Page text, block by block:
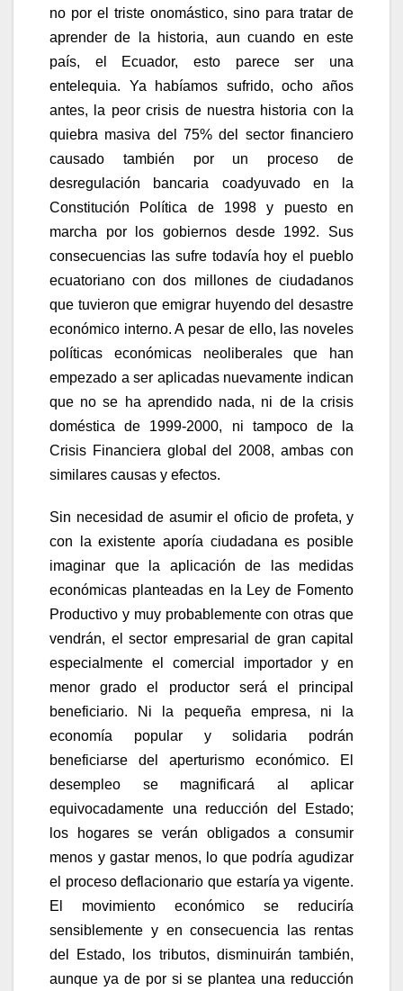
no por el triste onomástico, sino para tratar de
aprender de la historia, aun cuando en este
país, el Ecuador, esto parece ser una
entelequia. Ya habíamos sufrido, ocho años
antes, la peor crisis de nuestra historia con la
quiebra masiva del 75% del sector financiero
causado también por un proceso de
desregulación bancaria coadyuvado en la
Constitución Política de 1998 y puesto en
marcha por los gobiernos desde 1992. Sus
consecuencias las sufre todavía hoy el pueblo
ecuatoriano con dos millones de ciudadanos
que tuvieron que emigrar huyendo del desastre
económico interno. A pesar de ello, las noveles
políticas económicas neoliberales que han
empezado a ser aplicadas nuevamente indican
que no se ha aprendido nada, ni de la crisis
doméstica de 1999-2000, ni tampoco de la
Crisis Financiera global del 2008, ambas con
similares causas y efectos.
Sin necesidad de asumir el oficio de profeta, y
con la existente aporía ciudadana es posible
imaginar que la aplicación de las medidas
económicas planteadas en la Ley de Fomento
Productivo y muy probablemente con otras que
vendrán, el sector empresarial de gran capital
especialmente el comercial importador y en
menor grado el productor será el principal
beneficiario. Ni la pequeña empresa, ni la
economía popular y solidaria podrán
beneficiarse del aperturismo económico. El
desempleo se magnificará al aplicar
equivocadamente una reducción del Estado;
los hogares se verán obligados a consumir
menos y gastar menos, lo que podría agudizar
el proceso deflacionario que estaría ya vigente.
El movimiento económico se reduciría
sensiblemente y en consecuencia las rentas
del Estado, los tributos, disminuirán también,
aunque ya de por si se plantea una reducción